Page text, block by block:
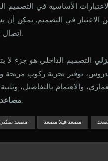
الاعتبارات الأساسية في
الاعتبار في التصميم. يمكن أن
اتصال الطوارئ وطفايات الحريق في معالجة المخاوف المحتملة المتعلقة بالسلامة.
التصميم الداخلي هو جزء لا
توفير تجربة ركوب
والاهتمام بالتفاصيل،
مصاعديمكن أن تصبح إضافة رائعة للمبنى، مما يعزز نوعية الحياة بشكل عام.
مصعد مصعد فيلا مصعد